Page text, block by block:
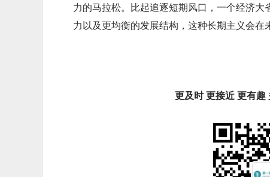
力的马拉松。比起追逐短期风口，一个经济
力以及更均衡的发展结构，这种长期主义会在
更及时 更接近 更有